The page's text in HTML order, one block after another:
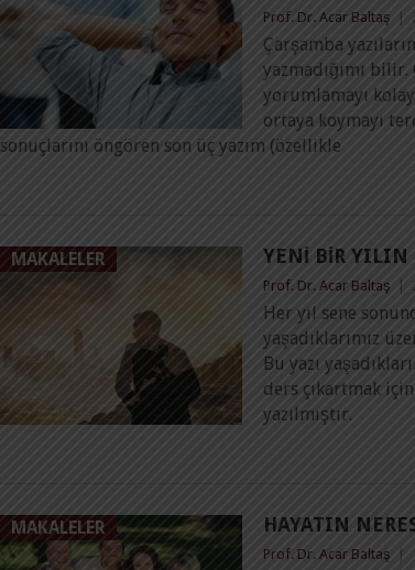
Prof. Dr. Acar Baltaş
Çarşamba
yazmadığımı
yorumlamayı
ortaya koymayı
sonuçlarını öngören son üç yazım (özellikle
MAKALELER YENI BIR
Prof. Dr. Acar Baltaş
Her yıl sene
yaşadıklarımız
Bu yazı
ders çıkartmak
yazılmıştır.
MAKALELER HAYATIN
Prof. Dr. Acar Baltaş